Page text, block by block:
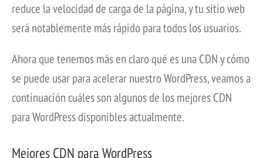
reduce la velocidad de carga de la página, y tu sitio web
será notablemente más rápido para todos los usuarios.
Ahora que tenemos más en claro qué es una CDN y cómo
se puede usar para acelerar nuestro WordPress, veamos a
continuación cuáles son algunos de los mejores CDN
para WordPress disponibles actualmente.
Mejores CDN para WordPress